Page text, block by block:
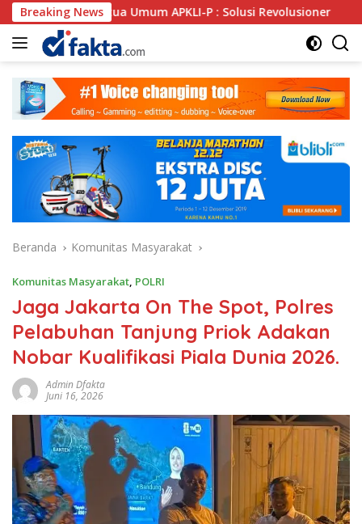
Langsung
ke
konten
Breaking News
Umum APKLI-P : Solusi Revolusioner Oknum SPSI
Beranda Komunitas Masyarakat
Komunitas Masyarakat, POLRI
Jaga Jakarta On The Spot, Polres
Pelabuhan Tanjung Priok Adakan
Nobar Kualifikasi Piala Dunia 2026.
Admin Dfakta
Juni 16, 2026